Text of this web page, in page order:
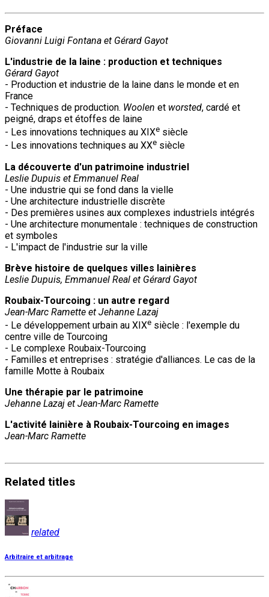
Préface
Giovanni Luigi Fontana et Gérard Gayot
L'industrie de la laine : production et techniques
Gérard Gayot
- Production et industrie de la laine dans le monde et en
France
- Techniques de production. Woolen et worsted, cardé et
peigné, draps et étoffes de laine
- Les innovations techniques au XIXe siècle
- Les innovations techniques au XXe siècle
La découverte d'un patrimoine industriel
Leslie Dupuis et Emmanuel Real
- Une industrie qui se fond dans la vielle
- Une architecture industrielle discrète
- Des premières usines aux complexes industriels intégrés
- Une architecture monumentale : techniques de construction
et symboles
- L'impact de l'industrie sur la ville
Brève histoire de quelques villes lainières
Leslie Dupuis, Emmanuel Real et Gérard Gayot
Roubaix-Tourcoing : un autre regard
Jean-Marc Ramette et Jehanne Lazaj
- Le développement urbain au XIXe siècle : l'exemple du
centre ville de Tourcoing
- Le complexe Roubaix-Tourcoing
- Familles et entreprises : stratégie d'alliances. Le cas de la
famille Motte à Roubaix
Une thérapie par le patrimoine
Jehanne Lazaj et Jean-Marc Ramette
L'activité lainière à Roubaix-Tourcoing en images
Jean-Marc Ramette
Related titles
related
Arbitraire et arbitrage